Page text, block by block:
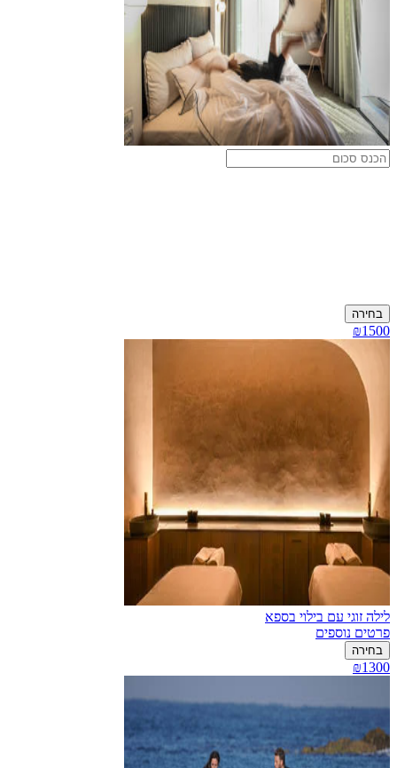
בחירה
₪1500
לילה זוגי עם בילוי בספא
פרטים נוספים
בחירה
₪1300